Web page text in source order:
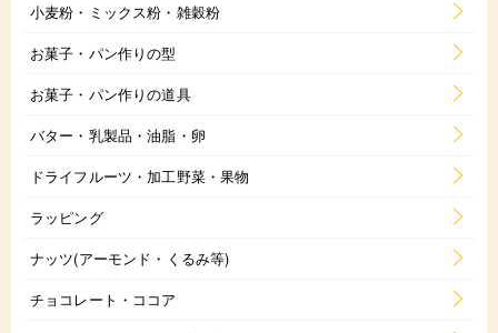
小麦粉・ミックス粉・雑穀粉
お菓子・パン作りの型
お菓子・パン作りの道具
バター・乳製品・油脂・卵
ドライフルーツ・加工野菜・果物
ラッピング
ナッツ(アーモンド・くるみ等)
チョコレート・ココア